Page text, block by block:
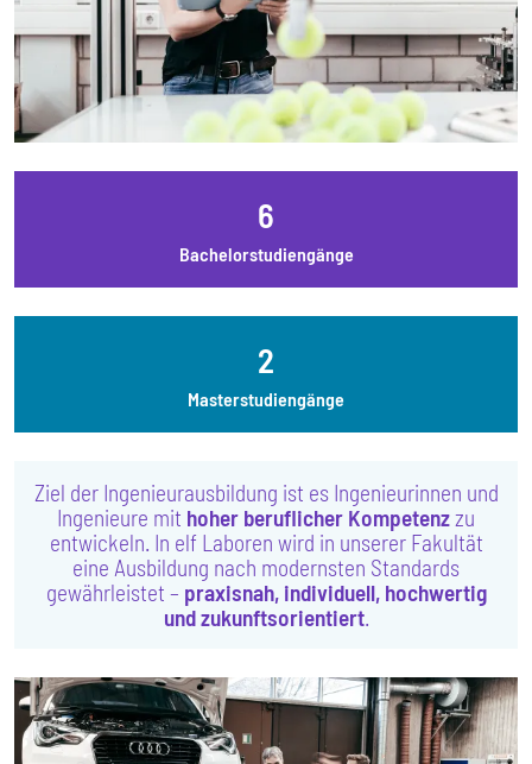
6
Bachelor­studiengänge
2
Master­studiengänge
Ziel der Ingenieurausbildung ist es Ingenieurinnen und
Ingenieure mit hoher beruflicher Kompetenzzu
entwickeln. In elf Laboren wird in unserer Fakultät
eine Ausbildung nach modernsten Standards
gewährleistet – praxisnah, individuell, hochwertig
und zukunftsorientiert.